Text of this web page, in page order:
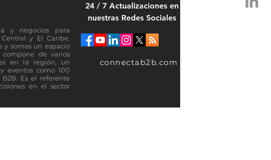
2026 , superando el promedio regional.
42% de los hogares aún enfrenta
y negocios para
y El Caribe.
y somos un espacio
de varios
en la región, un
eventos como 100
Es el referente
en el sector
24 / 7 Actualizaciones en
nuestras Redes Sociales
connectab2b.com